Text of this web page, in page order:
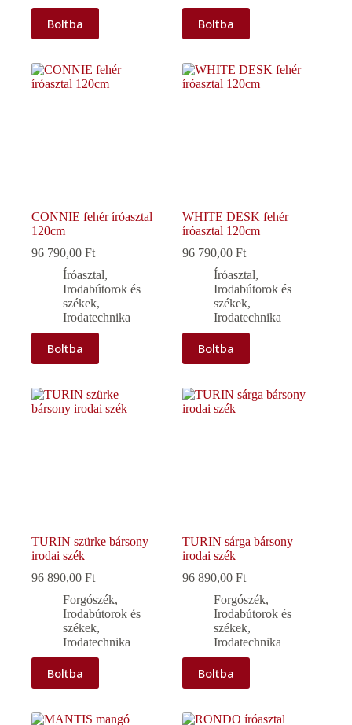
Boltba Boltba
CONNIE fehér íróasztal
120cm
96 790,00 Ft
Íróasztal,
Irodabútorok és
székek,
Irodatechnika
Boltba
WHITE DESK fehér
íróasztal 120cm
96 790,00Ft
Íróasztal,
Irodabútorok és
székek,
Irodatechnika
Boltba
TURIN szürke bársony
irodai szék
96 890,00 Ft
Forgószék,
Irodabútorok és
székek,
Irodatechnika
Boltba
TURIN sárga bársony
irodai szék
96 890,00Ft
Forgószék,
Irodabútorok és
székek,
Irodatechnika
Boltba